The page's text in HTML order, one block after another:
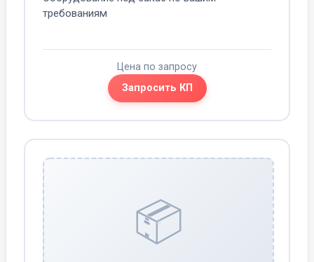
требованиям
Цена по запросу
Запросить КП
📦